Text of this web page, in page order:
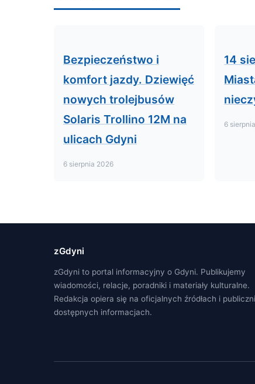
Bezpieczeństwo i
komfort jazdy. Dziewięć
nowych trolejbusów
Solaris Trollino 12M na
ulicach Gdyni
6 sierpnia 2026
14
6
zGdyni
zGdyni to portal informacyjny o Gdyni. Publikujemy
wiadomości, relacje, poradniki i materiały kulturalne.
Redakcja opiera się na oficjalnych źródłach i
dostępnych informacjach.